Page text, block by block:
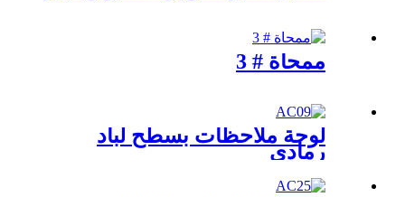
ممحاة # 3
لوحة ملاحظات بسطح لباد
رمادي